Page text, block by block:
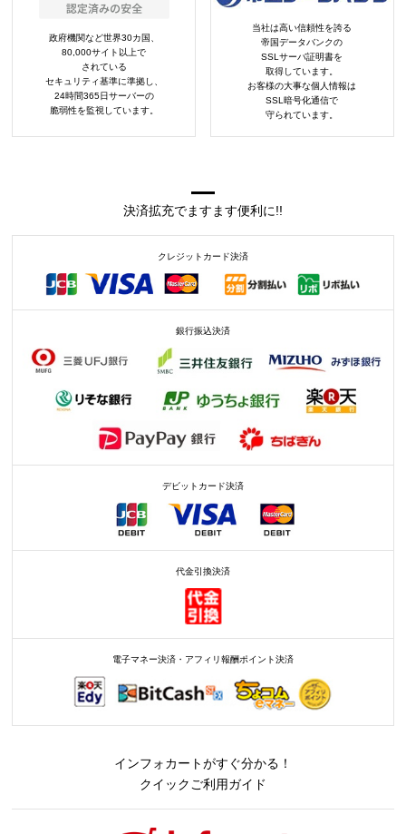
政府機関など世界30カ国、
80,000サイト以上で
されている
セキュリティ基準に準拠し、
24時間365日サーバーの
脆弱性を監視しています。
当社は高い信頼性を誇る
帝国データバンクの
SSLサーバ証明書を
取得しています。
お客様の大事な個人情報は
SSL暗号化通信で
守られています。
決済拡充でますます便利に!!
クレジットカード決済
銀行振込決済
デビットカード決済
代金引換決済
電子マネー決済・アフィリ報酬ポイント決済
インフォカートがすぐ分かる！
クイックご利用ガイド